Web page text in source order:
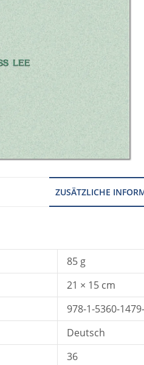
ZUSÄTZLICHE
85 g
21 × 15 cm
978-1-5360-
Deutsch
36